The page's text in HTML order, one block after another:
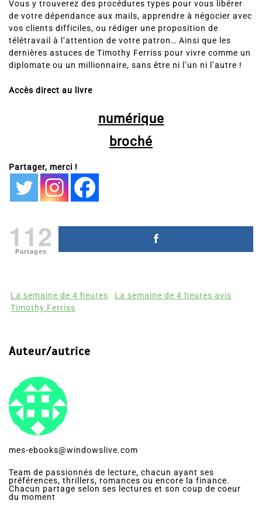
Vous y trouverez des procédures types pour vous libérer
de votre dépendance aux mails, apprendre à négocier avec
vos clients difficiles, ou rédiger une proposition de
télétravail à l’attention de votre patron… Ainsi que les
dernières astuces de Timothy Ferriss pour vivre comme un
diplomate ou un millionnaire, sans être ni l’un ni l’autre !
Accès direct au livre
numérique
broché
Partager, merci !
112
Partages
La semaine de 4 heures
La semaine de 4 heures avis
Timothy Ferriss
Auteur/autrice
mes-ebooks@windowslive.com
Team de passionnés de lecture, chacun ayant ses
préférences, thrillers, romances ou encore la finance.
Chacun partage selon ses lectures et son coup de coeur
du moment